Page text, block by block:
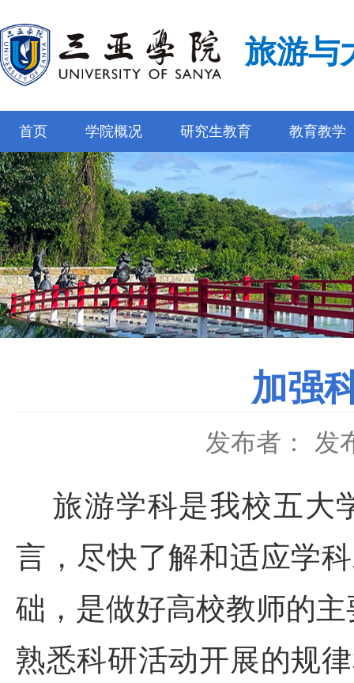
旅游与
首页 学院概况 研究生教育 教育教学
加强
发布者： 发
旅游学科是我校五大
言，尽快了解和适应学
础，是做好高校教师的
熟悉科研活动开展的规